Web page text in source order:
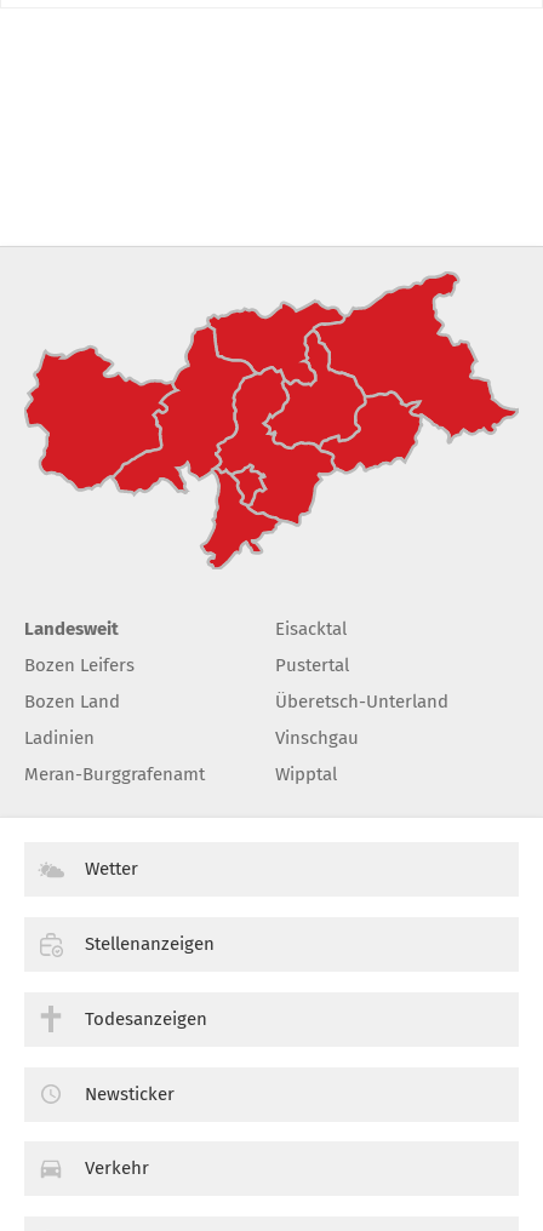
Landesweit
Bozen Leifers
Bozen Land
Ladinien
Meran-Burggrafenamt
Eisacktal
Pustertal
Überetsch-Unterland
Vinschgau
Wipptal
Wetter
Stellenanzeigen
Todesanzeigen
Newsticker
Verkehr